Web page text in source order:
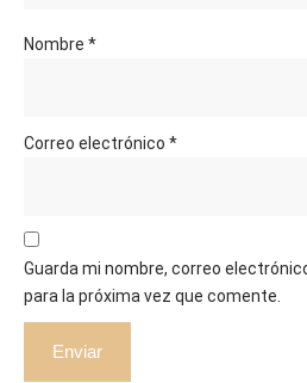
Nombre *
Correo electrónico *
Guarda mi nombre, correo
para la próxima vez que comente.